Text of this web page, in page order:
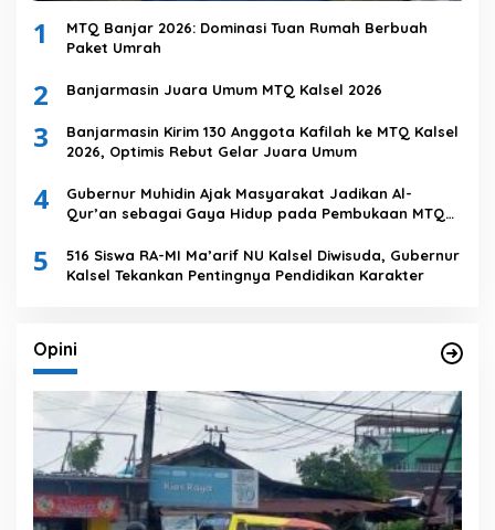
1
MTQ Banjar 2026: Dominasi Tuan Rumah Berbuah
Paket Umrah
2 Banjarmasin Juara Umum MTQ Kalsel 2026
3
Banjarmasin Kirim 130 Anggota Kafilah ke MTQ Kalsel
2026, Optimis Rebut Gelar Juara Umum
4
Gubernur Muhidin Ajak Masyarakat Jadikan Al-
Qur’an sebagai Gaya Hidup pada Pembukaan MTQ
5
516 Siswa RA-MI Ma’arif NU Kalsel Diwisuda, Gubernur
Kalsel Tekankan Pentingnya Pendidikan Karakter
Opini